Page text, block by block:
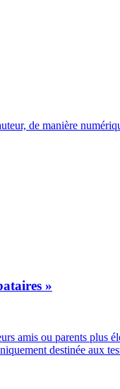
de manière
»
amis ou parents plus
destinée aux